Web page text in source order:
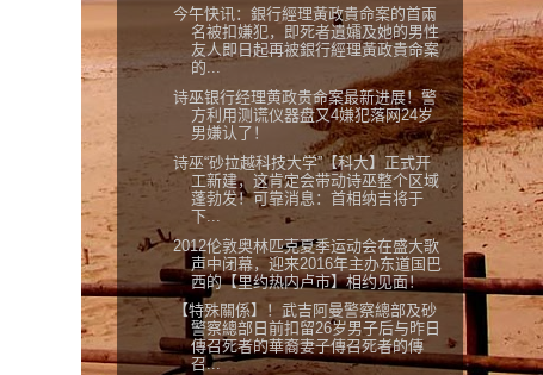
今午快讯：銀行經理黃政貴命案的首兩
名被扣嫌犯，即死者遺孀及她的男性
友人即日起再被銀行經理黃政貴命案
的...
诗巫银行经理黄政贵命案最新进展！警
方利用测谎仪器盘又4嫌犯落网24岁
男嫌认了！
诗巫“砂拉越科技大学”【科大】正式开
工新建，这肯定会带动诗巫整个区域
蓬勃发！可靠消息：首相纳吉将于
下...
2012伦敦奥林匹克夏季运动会在盛大歌
声中闭幕，迎来2016年主办东道国巴
西的【里约热内卢市】相约见面！
【特殊關係】！武吉阿曼警察總部及砂
警察總部日前扣留26岁男子后与昨日
傳召死者的華裔妻子傳召死者的傳
召...